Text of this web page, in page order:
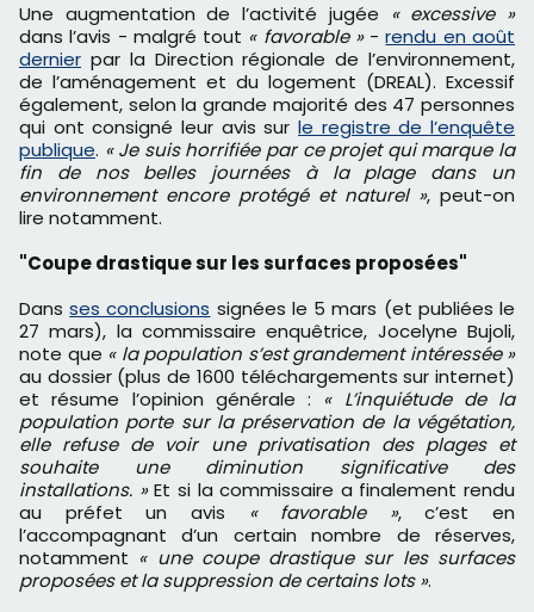
Une augmentation de l’activité jugée
« excessive »
dans l’avis - malgré tout « favorable »-rendu en août
dernier par la Direction régionale de l’environnement,
de l’aménagement et du logement (DREAL). Excessif
également, selon la grande majorité des 47 personnes
qui ont consigné leur avis sur le registre de l’enquête
publique. « Je suis horrifiée par ce projet qui marque la
fin de nos belles journées à la plage dans un
environnement encore protégé et naturel », peut-on
lire notamment.
"Coupe drastique sur les surfaces proposées"
Dansses conclusions signées le 5 mars (et publiées le
27 mars), la commissaire enquêtrice, Jocelyne Bujoli,
note que « la population s’est grandement intéressée »
au dossier (plus de 1600 téléchargements sur internet)
et résume l’opinion générale : « L’inquiétude de la
population porte sur la préservation de la végétation,
elle refuse de voir une privatisation des plages et
souhaite une diminution significative des
installations. »Et si la commissaire a finalement rendu
au préfet un avis
« favorable », c’est en
l’accompagnant d’un certain nombre de réserves,
notamment « une coupe drastique sur les surfaces
proposées et la suppression de certains lots ».